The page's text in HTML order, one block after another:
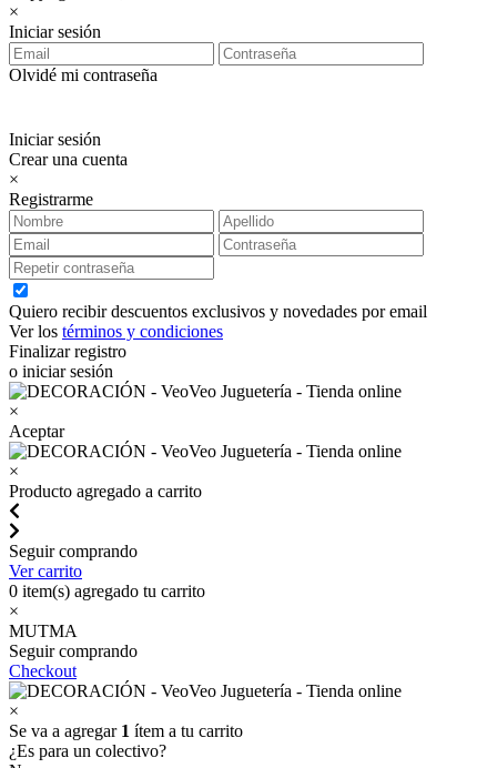
×
Iniciar sesión
Olvidé mi contraseña
Iniciar sesión
Crear una cuenta
×
Registrarme
Quiero recibir descuentos exclusivos y novedades por email
Ver los términos y condiciones
Finalizar registro
o iniciar sesión
×
Aceptar
×
Producto agregado a carrito
Seguir comprando
Ver carrito
0 item(s) agregado tu carrito
×
MUTMA
Seguir comprando
Checkout
×
Se va a agregar 1 ítem a tu carrito
¿Es para un colectivo?